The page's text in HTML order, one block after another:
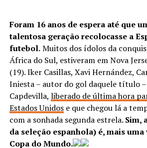
Vasco supera a Ponte Preta em sua
Série B
Fred garante vitória do Fluminense
Copa do Brasil
Foram 16 anos de espera até que
talentosa geração recolocasse a
futebol.Muitos dos ídolos da
África do Sul, estiveram em Nova
(19). Iker Casillas, Xavi Hernández,
Iniesta – autor do gol daquele título –
Capdevilla, liberado de última hora
Estados Unidose que chegou lá a
com a sonhada segunda estrela. Sim,
da seleção espanhola) é, mais uma
Copa do Mundo.